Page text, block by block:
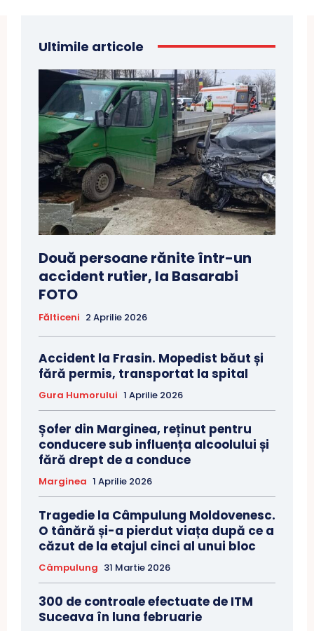
Ultimile articole
Două persoane rănite într-un
accident rutier, la Basarabi
FOTO
Fălticeni 2 Aprilie 2026
Accident la Frasin. Mopedist băut și
fără permis, transportat la spital
Gura Humorului 1 Aprilie 2026
Șofer din Marginea, reținut pentru
conducere sub influența alcoolului și
fără drept de a conduce
Marginea 1 Aprilie 2026
Tragedie la Câmpulung Moldovenesc.
O tânără și-a pierdut viața după ce a
căzut de la etajul cinci al unui bloc
Câmpulung 31 Martie 2026
300 de controale efectuate de ITM
Suceava în luna februarie